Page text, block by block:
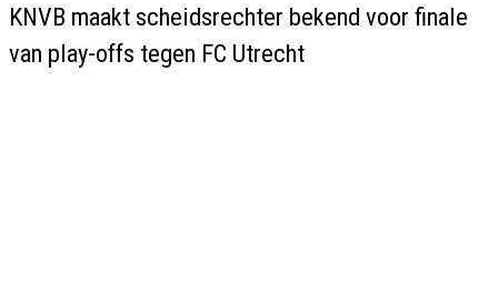
KNVB maakt scheidsrechter bekend voor finale
van play-offs tegen FC Utrecht